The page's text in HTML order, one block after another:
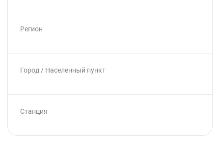
Регион
Город / Населенный пункт
Станция